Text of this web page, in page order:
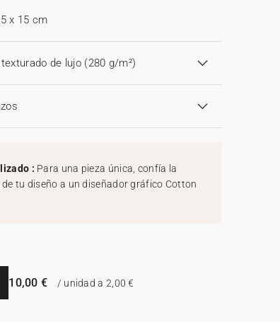
x 15 cm
de lujo (280 g/m²)
: Para una pieza única, confía la
tu diseño a un diseñador gráfico Cotton
10,00 € / unidad a 2,00 €